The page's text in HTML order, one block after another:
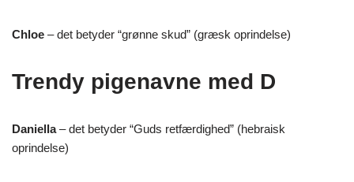
Chloe – det betyder “grønne skud” (græsk oprindelse)
Trendy pigenavne med D
Daniella– det betyder “Guds retfærdighed” (hebraisk
oprindelse)